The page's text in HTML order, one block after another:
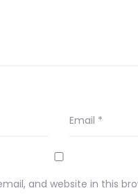
Email *
and website in this